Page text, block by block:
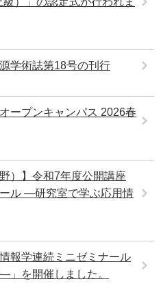
学術誌第18号の刊行
ープンキャンパス 2026春
）】令和7年度公開講座
ル ―研究室で学ぶ応用情
報学連続ミニゼミナール
を開催しました。